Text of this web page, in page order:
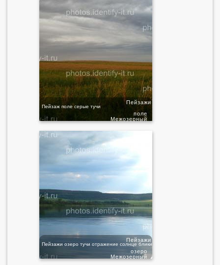
Пейзаж поле серые тучи
Пейзажи
Межозерный
поле
Пейзажи озеро тучи отражение солнце блики
Пейзажи
Межозерный
озеро